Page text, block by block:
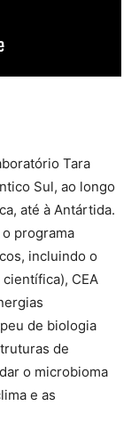
Tara
Sul, ao longo
até à Antártida.
o programa
incluindo o
CEA
de biologia
de
o microbioma
e as